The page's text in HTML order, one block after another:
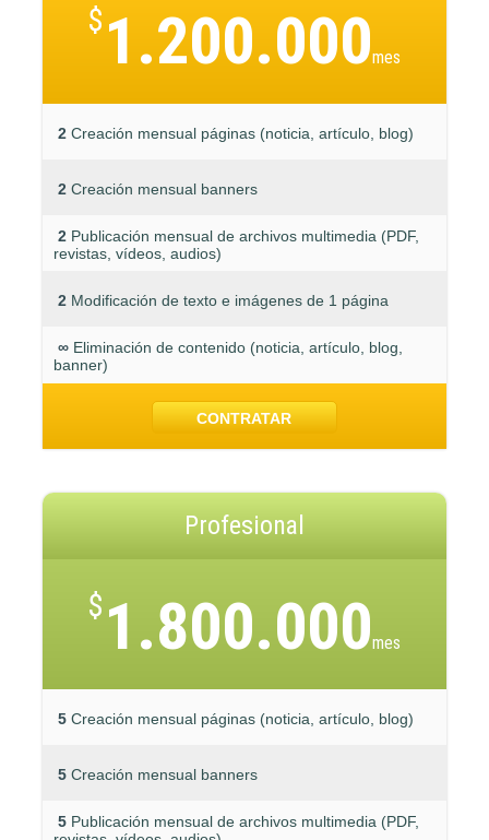
$ 1.200.000mes
2 Creación mensual páginas (noticia, artículo, blog)
2 Creación mensual banners
2 Publicación mensual de archivos multimedia (PDF,
revistas, vídeos, audios)
2 Modificación de texto e imágenes de 1 página
∞ Eliminación de contenido (noticia, artículo, blog,
banner)
CONTRATAR
Profesional
$ 1.800.000mes
5 Creación mensual páginas (noticia, artículo, blog)
5 Creación mensual banners
5 Publicación mensual de archivos multimedia (PDF,